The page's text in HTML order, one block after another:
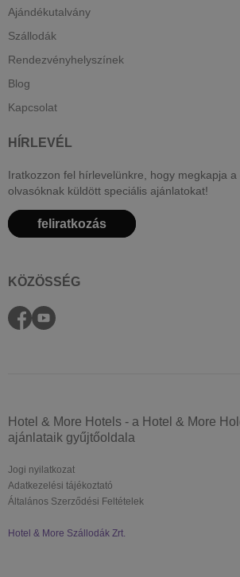
Ajándékutalvány
Szállodák
Rendezvényhelyszínek
Blog
Kapcsolat
HÍRLEVÉL
Iratkozzon fel hírlevelünkre, hogy megkapja a
olvasóknak küldött speciális ajánlatokat!
feliratkozás
KÖZÖSSÉG
Hotel & More Hotels - a Hotel & More
ajánlataik gyűjtőoldala
Jogi nyilatkozat
Adatkezelési tájékoztató
Általános Szerződési Feltételek
Hotel & More Szállodák Zrt.